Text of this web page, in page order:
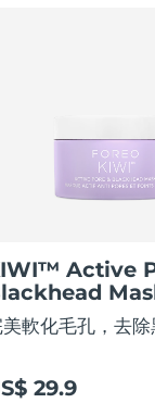
Active
美軟化毛孔，去
29.9